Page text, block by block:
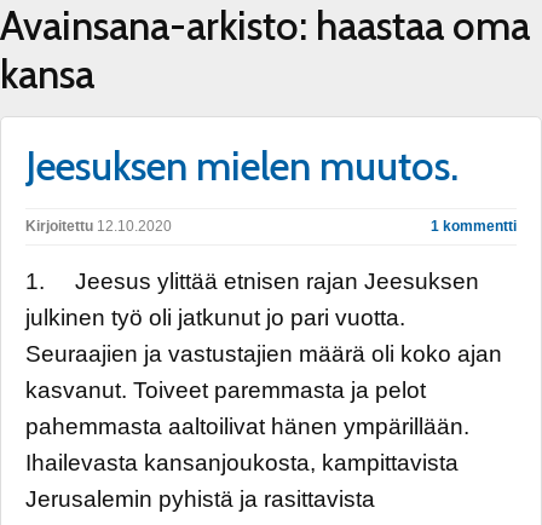
Avainsana-arkisto: haastaa oma
kansa
Jeesuksen mielen muutos.
Kirjoitettu 12.10.2020 1 kommentti
1. Jeesus ylittää etnisen rajan Jeesuksen
julkinen työ oli jatkunut jo pari vuotta.
Seuraajien ja vastustajien määrä oli koko ajan
kasvanut. Toiveet paremmasta ja pelot
pahemmasta aaltoilivat hänen ympärillään.
Ihailevasta kansanjoukosta, kampittavista
Jerusalemin pyhistä ja rasittavista